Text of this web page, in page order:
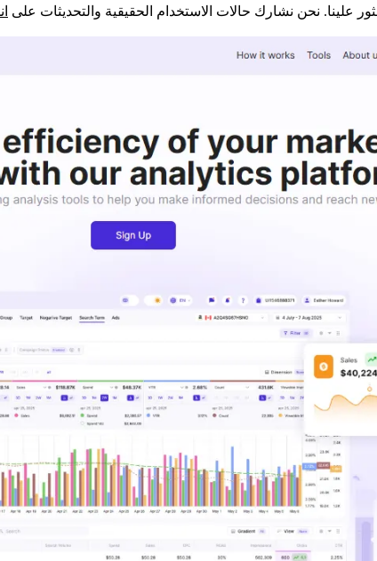
علينا. نحن نشارك حالات الاستخدام الحقيقية والتحديثات على